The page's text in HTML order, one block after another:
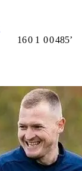
160 1 00485ʼ